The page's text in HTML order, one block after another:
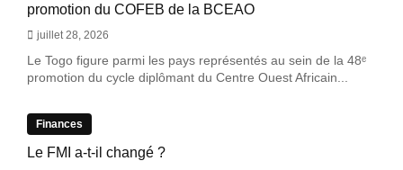
promotion du COFEB de la BCEAO
juillet 28, 2026
Le Togo figure parmi les pays représentés au sein de la 48ᵉ
promotion du cycle diplômant du Centre Ouest Africain...
Finances
Le FMI a-t-il changé ?